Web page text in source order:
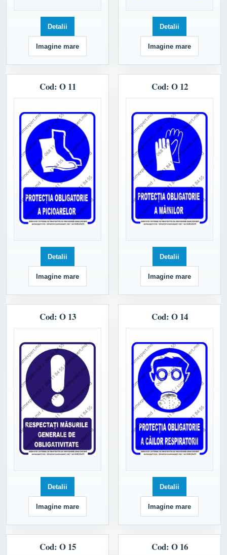
Detalii
Imagine mare
Detalii
Imagine mare
Cod: O 11
Detalii
Imagine mare
Cod: O 12
Detalii
Imagine mare
Cod: O 13
Detalii
Imagine mare
Cod: O 14
Detalii
Imagine mare
Cod: O 15 Cod: O 16